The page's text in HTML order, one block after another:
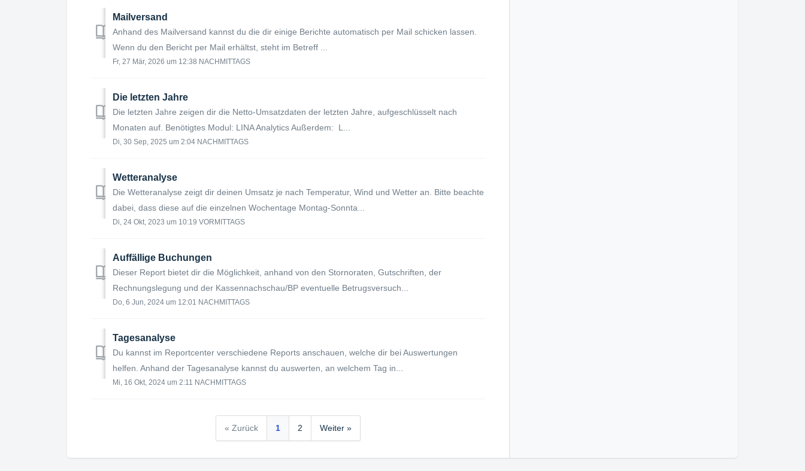
Mailversand
Anhand des Mailversand kannst du die dir einige Berichte automatisch per Mail schicken lassen.
Wenn du den Bericht per Mail erhältst, steht im Betreff ...
Fr, 27 Mär, 2026 um 12:38 NACHMITTAGS
Die letzten Jahre
Die letzten Jahre zeigen dir die Netto-Umsatzdaten der letzten Jahre, aufgeschlüsselt nach
Monaten auf. Benötigtes Modul: LINA Analytics Außerdem: L...
Di, 30 Sep, 2025 um 2:04 NACHMITTAGS
Wetteranalyse
Die Wetteranalyse zeigt dir deinen Umsatz je nach Temperatur, Wind und Wetter an. Bitte beachte
dabei, dass diese auf die einzelnen Wochentage Montag-Sonnta...
Di, 24 Okt, 2023 um 10:19 VORMITTAGS
Auffällige Buchungen
Dieser Report bietet dir die Möglichkeit, anhand von den Stornoraten, Gutschriften, der
Rechnungslegung und der Kassennachschau/BP eventuelle Betrugsversuch...
Do, 6 Jun, 2024 um 12:01 NACHMITTAGS
Tagesanalyse
Du kannst im Reportcenter verschiedene Reports anschauen, welche dir bei Auswertungen
helfen. Anhand der Tagesanalyse kannst du auswerten, an welchem Tag in...
Mi, 16 Okt, 2024 um 2:11 NACHMITTAGS
« Zurück 1 2 Weiter »